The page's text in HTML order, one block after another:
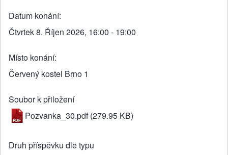
Datum konání
Čtvrtek 8. Říjen 2026, 16:00 - 19:00
Místo konání
Červený kostel Brno 1
Soubor k přiložení
Pozvanka_30.pdf (279.95 KB)
Druh příspěvku dle typu